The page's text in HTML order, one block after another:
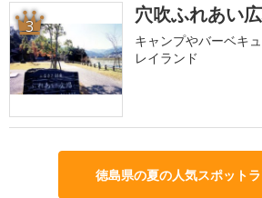
3 穴吹ふれあい
キャンプやバーベキ
レイランド
徳島県の夏の人気スポット